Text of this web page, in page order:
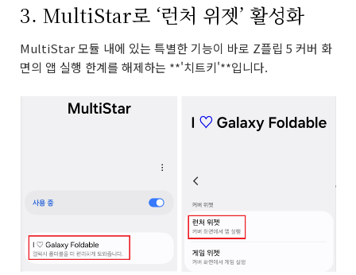
3. MultiStar로 ‘런처 위젯’ 활성화
MultiStar 모듈 내에 있는 특별한 기능이 바로 Z플립 5 커버 화
면의 앱 실행 한계를 해제하는 **'치트키'**입니다.